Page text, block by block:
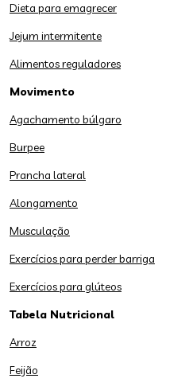
Dieta para emagrecer
Jejum intermitente
Alimentos reguladores
Movimento
Agachamento búlgaro
Burpee
Prancha lateral
Alongamento
Musculação
Exercícios para perder barriga
Exercícios para glúteos
Tabela Nutricional
Arroz
Feijão